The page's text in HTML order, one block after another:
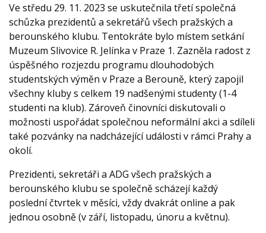
Ve středu 29. 11. 2023 se uskutečnila třetí společná
schůzka prezidentů a sekretářů všech pražských a
berounského klubu. Tentokráte bylo místem setkání
Muzeum Slivovice R. Jelínka v Praze 1. Zazněla radost z
úspěšného rozjezdu programu dlouhodobých
studentských výměn v Praze a Berouně, který zapojil
všechny kluby s celkem 19 nadšenými studenty (1-4
studenti na klub). Zároveň činovníci diskutovali o
možnosti uspořádat společnou neformální akci a sdíleli
také pozvánky na nadcházející události v rámci Prahy a
okolí.
Prezidenti, sekretáři a ADG všech pražských a
berounského klubu se společně scházejí každý
poslední čtvrtek v měsíci, vždy dvakrát online a pak
jednou osobně (v září, listopadu, únoru a květnu).